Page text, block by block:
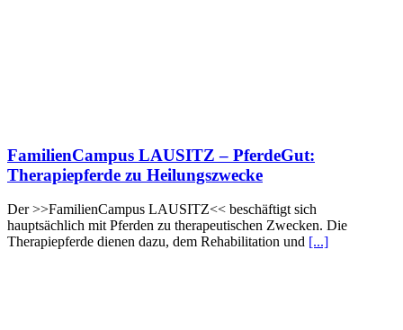
FamilienCampus LAUSITZ – PferdeGut:
Therapiepferde zu Heilungszwecke
Der >>FamilienCampus LAUSITZ<< beschäftigt sich
hauptsächlich mit Pferden zu therapeutischen Zwecken. Die
Therapiepferde dienen dazu, dem Rehabilitation und [...]